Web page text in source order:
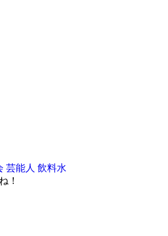
芸能人 飲料水
！